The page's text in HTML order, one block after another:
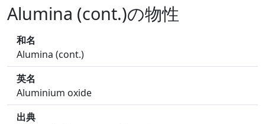
Alumina (cont.)の物性
和名
Alumina (cont.)
英名
Aluminium oxide
出典